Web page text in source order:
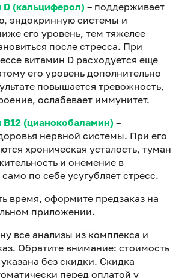
D (кальциферол) – поддерживает
эндокринную системы и
его уровень, тем тяжелее
после стресса. При
витамин D расходуется еще
его уровень дополнительно
повышается тревожность,
ослабевает иммунитет.
B12 (цианокобаламин) –
нервной системы. При его
хроническая усталость, туман
и онемение в
по себе усугубляет стресс.
время, оформите предзаказ на
приложении.
все анализы из комплекса и
Обратите внимание: стоимость
без скидки. Скидка
перед оплатой у